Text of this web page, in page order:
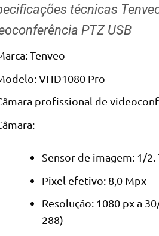
técnicas
PTZ USB
Tenveo
VHD1080 Pro
profissional de
Sensor de imagem: 1/2.
Pixel efetivo: 8,0 Mpx
Resolução: 1080 px a
288)